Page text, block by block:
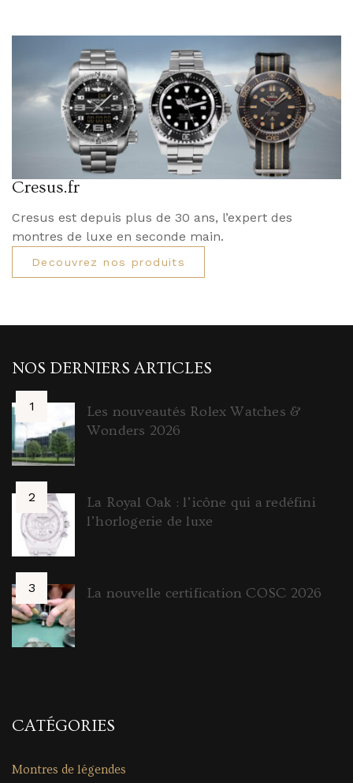
Cresus.fr
Cresus est depuis plus de 30 ans, l’expert des
montres de luxe en seconde main.
Decouvrez nos produits
NOS DERNIERS ARTICLES
Les nouveautés Rolex Watches &
Wonders 2026
La Royal Oak : l’icône qui a redéfini
l’horlogerie de luxe
La nouvelle certification COSC 2026
CATÉGORIES
Montres de légendes